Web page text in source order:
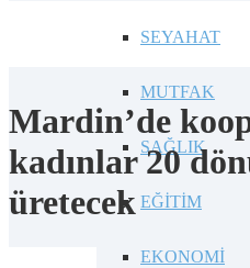
SEYAHAT
MUTFAK
SAĞLIK
EĞİTİM
EKONOMİ
Mardin’de
kadınlar 20
üretecek